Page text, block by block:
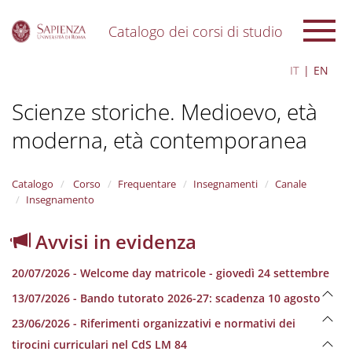
Catalogo dei corsi di studio
IT EN
Scienze storiche. Medioevo, età
moderna, età contemporanea
Catalogo Corso Frequentare Insegnamenti
Canale
Insegnamento
Avvisi in evidenza
20/07/2026 - Welcome day matricole - giovedì 24 settembre
13/07/2026 - Bando tutorato 2026-27: scadenza 10 agosto
23/06/2026 - Riferimenti organizzativi e normativi dei
tirocini curriculari nel CdS LM 84